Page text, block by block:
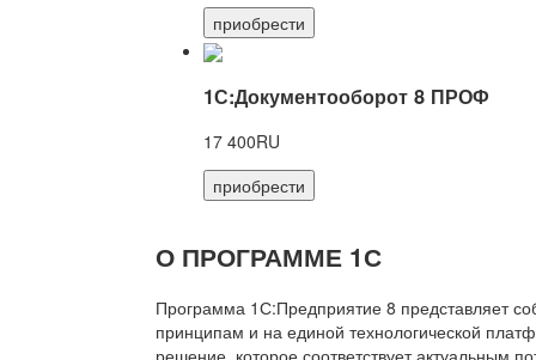
приобрести
1С:Документооборот 8 ПРОФ
17 400RU
приобрести
О ПРОГРАММЕ 1С
Программа 1С:Предприятие 8 представляет
принципам и на единой технологической
решение, которое соответствует актуальным